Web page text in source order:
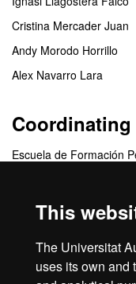
This
The Universitat
uses its own and
Cristina Mercader Juan
Andy Morodo Horrillo
Alex Navarro Lara
Escuela de Formación
Generalitat de Catalunya